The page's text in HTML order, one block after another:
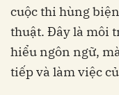
cuộc thi hùng
thuật. Đây là môi
hiểu ngôn ngữ,
tiếp và làm việc